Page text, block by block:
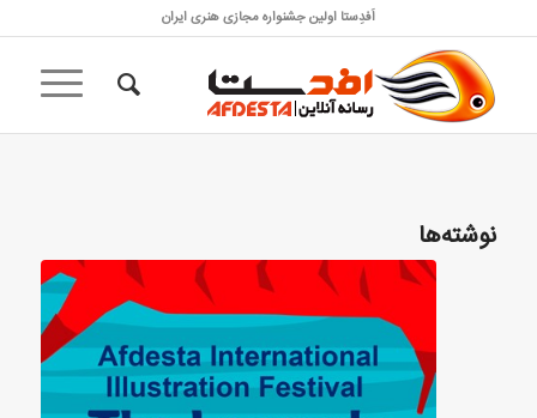
اَفدِستا اولین جشنواره مجازی هنری ایران
نوشته‌ها